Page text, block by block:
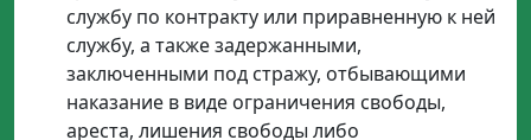
службу по контракту или приравненную к ней
службу, а также задержанными,
заключенными под стражу, отбывающими
наказание в виде ограничения свободы,
ареста, лишения свободы либо